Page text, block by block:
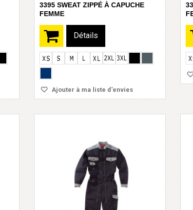
3395 SWEAT ZIPPÉ À CAPUCHE
FEMME
Détails
Ajouter à ma liste d'envies